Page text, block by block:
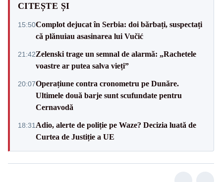
CITEȘTE ȘI
15:50Complot dejucat în Serbia: doi bărbați, suspectați
că plănuiau asasinarea lui Vučić
21:42Zelenski trage un semnal de alarmă: „Rachetele
voastre ar putea salva vieți”
20:07Operațiune contra cronometru pe Dunăre.
Ultimele două barje sunt scufundate pentru
Cernavodă
18:31 Adio, alerte de poliție pe Waze? Decizia luată de
Curtea de Justiție a UE